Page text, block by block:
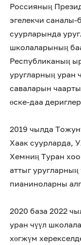
Россияның
эгелекчи
суурларында
школаларының
Республиканың
уругларның уран
саваларын
өске-даа
2019 чылда
Хаак суурларда,
Хемниң Туран
аттыг
пианиноларны
2020 база 2022
уран чүүл
хөгжүм